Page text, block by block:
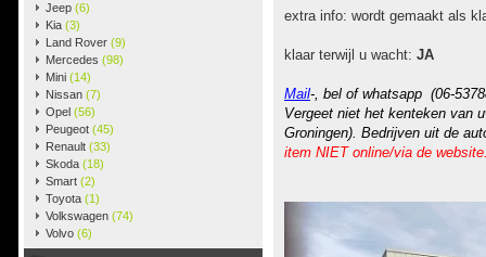
Jeep (6)
Kia (3)
Land Rover (9)
Mercedes (98)
Mini (14)
Nissan (7)
Opel (56)
Peugeot (45)
Renault (33)
Skoda (18)
Smart (2)
Toyota (1)
Volkswagen (74)
Volvo (6)
extra info: wordt gemaakt als
klaar terwijl u wacht: JA
Mail-, bel of whatsapp (06-
Vergeet niet het kenteken van
Groningen). Bedrijven uit de
item NIET online/via de